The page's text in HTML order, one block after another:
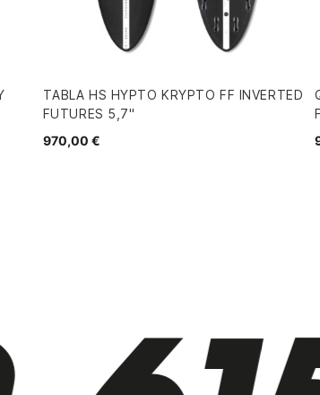
TABLA HS HYPTO KRYPTO FF INVERTED
FUTURES 5,7"
970,00 €